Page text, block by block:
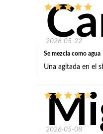
2026-05-22
Se mezcla como agua
Una agitada en el
2026-05-08